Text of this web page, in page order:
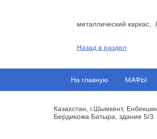
металлический
Назад в раздел
На главную МАФЫ
Казахстан, г.Шымкент,
Бердикожа Батыра, здание 5/3